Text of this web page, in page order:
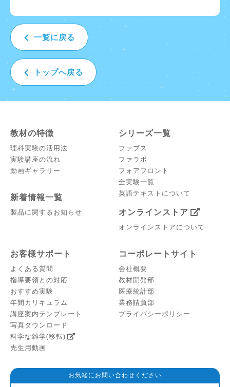
一覧に戻る
トップへ戻る
教材の特徴
理科実験の活用法
実験講座の流れ
動画ギャラリー
新着情報一覧
製品に関するお知らせ
シリーズ一覧
ファブス
ファラボ
フォアフロント
全実験一覧
英語テキストについて
オンラインストア
オンラインストアについて
お客様サポート
よくある質問
指導要領との対応
おすすめ実験
年間カリキュラム
講座案内テンプレート
写真ダウンロード
科学な雑学(移転)
先生用動画
コーポレートサイト
会社概要
教材開発部
医療統計部
業務請負部
プライバシーポリシー
お気軽にお問い合わせください